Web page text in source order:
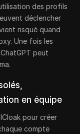
des profils
déclencher
risqué quand
Une fois les
peut
en équipe
pour créer
compte